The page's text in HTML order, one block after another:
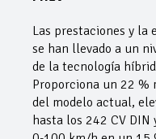
Las prestaciones y la
se han llevado a un
de la tecnología
Proporciona un 22 %
del modelo actual,
hasta los 242 CV